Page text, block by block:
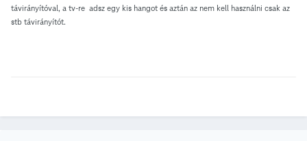
távirányítóval, a tv-re adsz egy kis hangot és aztán az nem kell használni csak az
stb távirányítót.